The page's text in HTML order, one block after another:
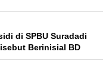
di SPBU Suradadi
Berinisial BD